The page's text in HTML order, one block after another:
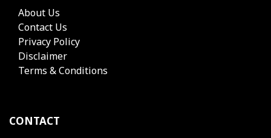
About Us
Contact Us
Privacy Policy
Disclaimer
Terms & Conditions
CONTACT